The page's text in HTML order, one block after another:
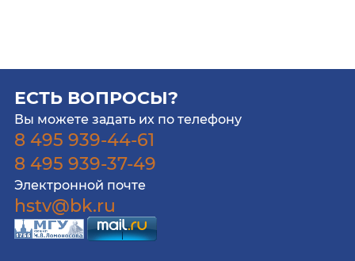
ЕСТЬ ВОПРОСЫ?
Вы можете задать их по телефону
8 495 939-44-61
8 495 939-37-49
Электронной почте
hstv@bk.ru